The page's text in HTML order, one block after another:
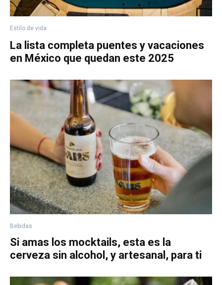
Estilo de vida
La lista completa puentes y vacaciones
en México que quedan este 2025
Bebidas
Si amas los mocktails, esta es la
cerveza sin alcohol, y artesanal, para ti